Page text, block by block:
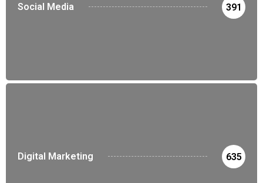
Social Media 391
Digital Marketing 635